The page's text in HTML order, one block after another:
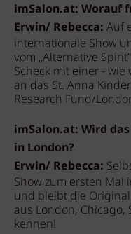
imSalon.at: Worauf
Erwin/ Rebecca: Auf
internationale Show
vom „Alternative
Scheck mit einer -
an das St. Anna
Research Fund/
imSalon.at: Wird
in London?
Erwin/ Rebecca:
Show zum ersten
und bleibt die
aus London, Chicago,
kennen!